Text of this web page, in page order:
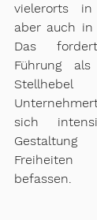
vielerorts in
aber auch in
Das
Führung
sich
befassen.